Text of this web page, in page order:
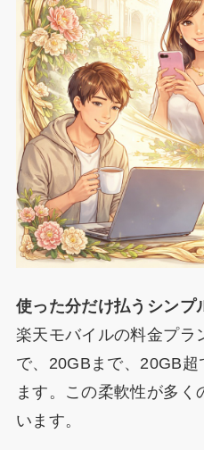
使った分だけ払うシンプ
楽天モバイルの料金プラ
で、20GBまで、20GB
ます。この柔軟性が多く
います。